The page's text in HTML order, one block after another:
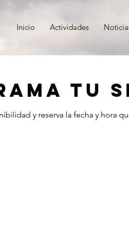
Inicio Actividades
tu
y reserva la fecha y hora